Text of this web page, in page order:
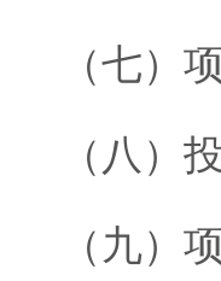
（七）
（八）
（九）